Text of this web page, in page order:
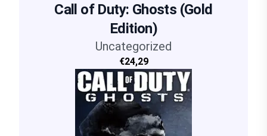
Call of Duty: Ghosts (Gold
Edition)
Uncategorized
€24,29